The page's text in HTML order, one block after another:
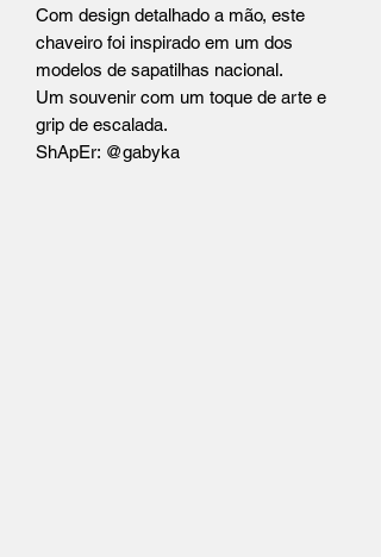
Com design detalhado a mão, este
chaveiro foi inspirado em um dos
modelos de sapatilhas nacional.
Um souvenir com um toque de arte e
grip de escalada.
ShApEr: @gabyka